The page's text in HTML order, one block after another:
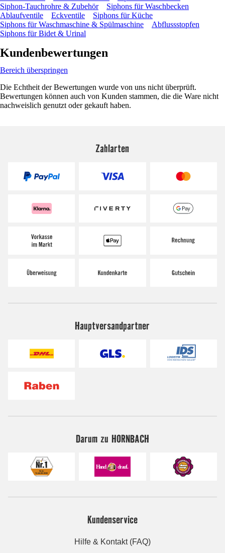
Siphon-Tauchrohre & Zubehör
Siphons für Waschbecken
Ablaufventile
Eckventile
Siphons für Küche
Siphons für Waschmaschine & Spülmaschine
Abflussstopfen
Siphons für Bidet & Urinal
Kundenbewertungen
Bereich überspringen
Die Echtheit der Bewertungen wurde von uns nicht überprüft.
Bewertungen können auch von Kunden stammen, die die Ware nicht
nachweislich genutzt oder gekauft haben.
Zahlarten
Hauptversandpartner
Darum zu HORNBACH
Kundenservice
Hilfe & Kontakt (FAQ)